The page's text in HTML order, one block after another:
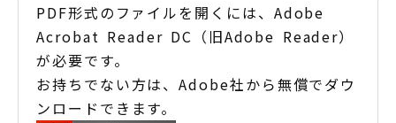
PDF形式のファイルを開くには、Adobe
Acrobat Reader DC（旧Adobe Reader）
が必要です。
お持ちでない方は、Adobe社から無償でダウ
ンロードできます。